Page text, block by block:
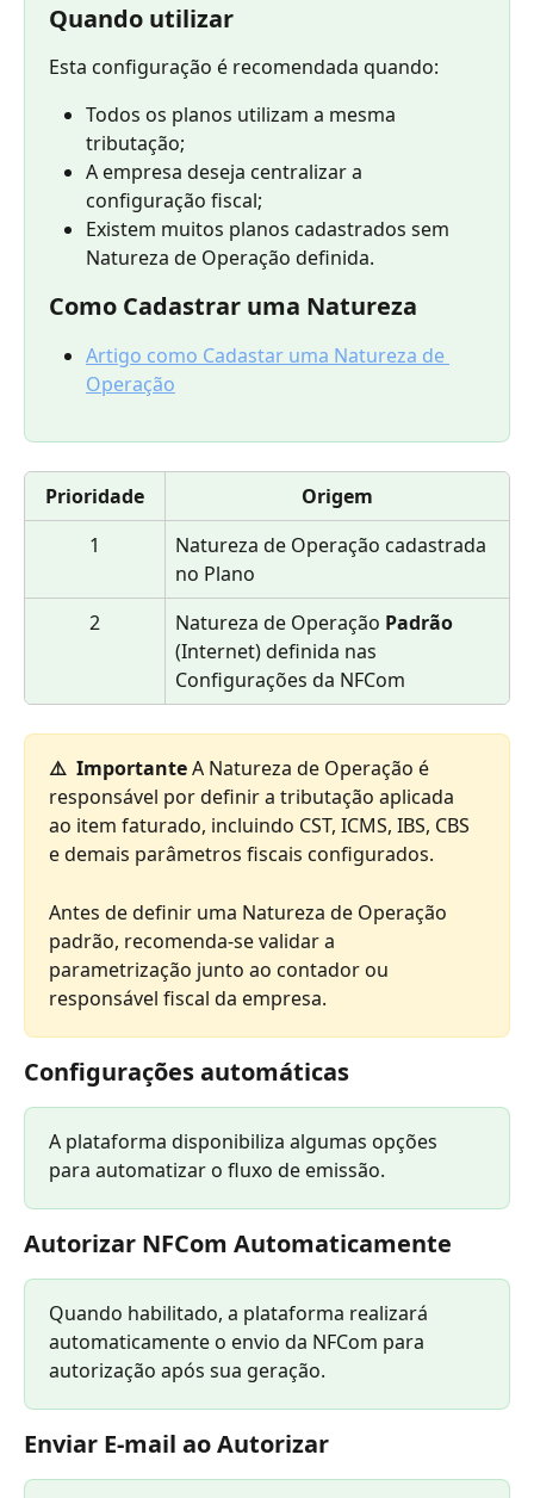
Quando utilizar
Esta configuração é recomendada quando:
Todos os planos utilizam a mesma
tributação;
A empresa deseja centralizar a
configuração fiscal;
Existem muitos planos cadastrados sem
Natureza de Operação definida.
Como Cadastrar uma Natureza
Artigo como Cadastar uma Natureza de
Operação
Prioridade
Origem
1
Natureza de Operação cadastrada
no Plano
2
Natureza de Operação Padrão
(Internet) definida nas
Configurações da NFCom
⚠️  Importante A Natureza de Operação é
responsável por definir a tributação aplicada
ao item faturado, incluindo CST, ICMS, IBS, CBS
e demais parâmetros fiscais configurados.
Antes de definir uma Natureza de Operação
padrão, recomenda-se validar a
parametrização junto ao contador ou
responsável fiscal da empresa.
Configurações automáticas
A plataforma disponibiliza algumas opções
para automatizar o fluxo de emissão.
Autorizar NFCom Automaticamente
Quando habilitado, a plataforma realizará
automaticamente o envio da NFCom para
autorização após sua geração.
Enviar E-mail ao Autorizar